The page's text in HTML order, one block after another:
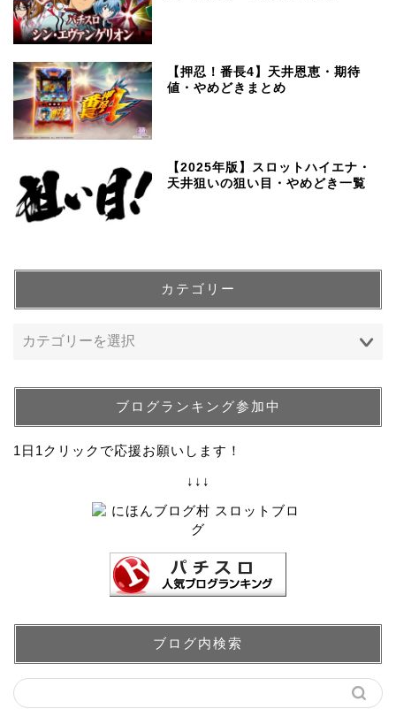
【押忍！番長4】天井恩恵・期待
値・やめどきまとめ
【2025年版】スロットハイエナ・
天井狙いの狙い目・やめどき一覧
カテゴリー
ブログランキング参加中
1日1クリックで応援お願いします！
↓↓↓
ブログ内検索